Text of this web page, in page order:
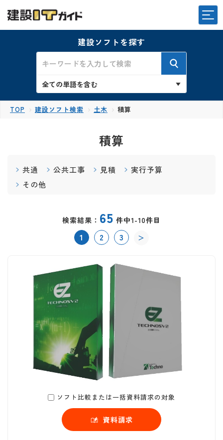
建設ソフトを探す
TOP 建設ソフト検索 土木 積算
積算
共通 公共工事 見積
実行予算
その他
検索結果： 65 件中1-10件目
1 2 3 ＞
ソフト比較または一括資料請求の対象
資料請求